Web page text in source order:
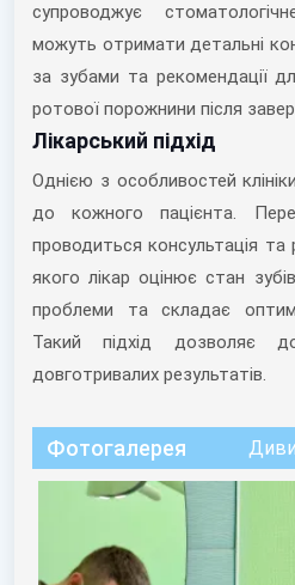
супроводжує
можуть отримати детальні
за зубами та рекомендації
ротової порожнини після
Лікарський підхід
Однією з особливостей
до кожного пацієнта.
проводиться консультація та
якого лікар оцінює стан
проблеми та складає
Такий підхід дозволяє
довготривалих результатів.
Фотогалерея